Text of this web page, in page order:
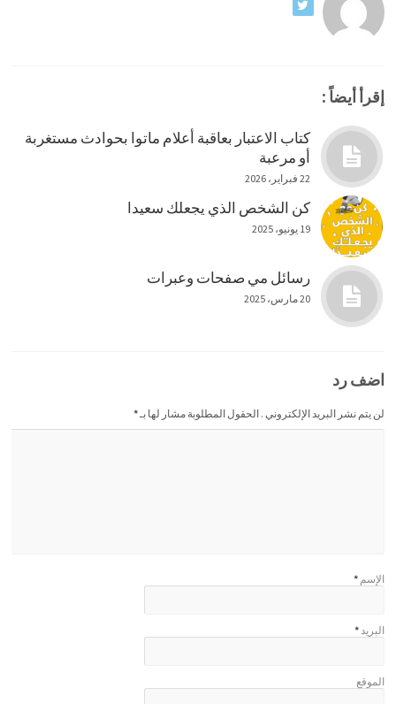
إقرأ أيضاً :
كتاب الاعتبار بعاقبة أعلام ماتوا بحوادث مستغربة
أو مرعبة
22 فبراير، 2026
كن الشخص الذي يجعلك سعيدا
19 يونيو، 2025
رسائل مي صفحات وعبرات
20 مارس، 2025
اضف رد
لن يتم نشر البريد الإلكتروني . الحقول المطلوبة مشار لها بـ*
الإسم *
البريد*
الموقع